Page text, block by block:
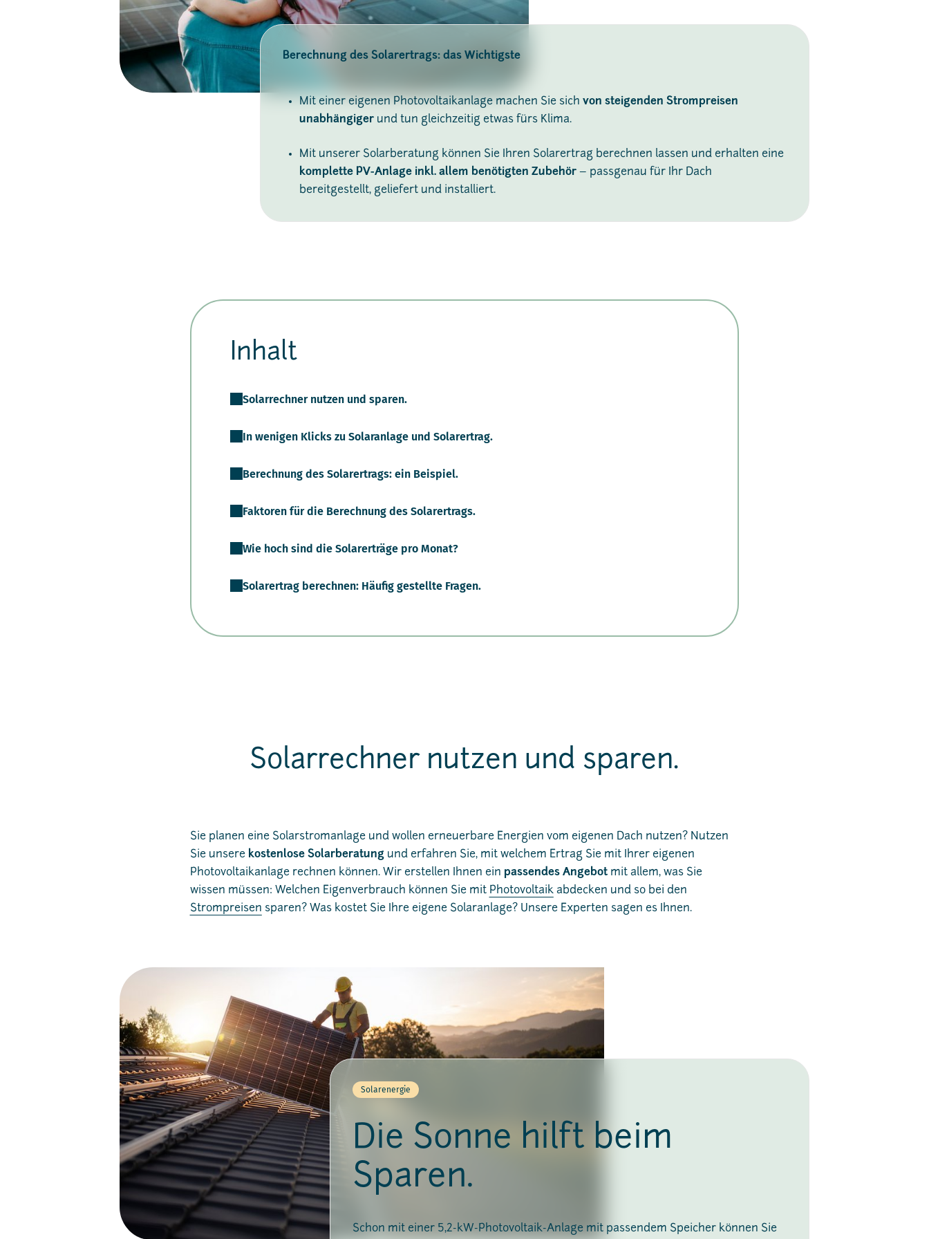
Berechnung des Solarertrags: das Wichtigste
Mit einer eigenen Photovoltaikanlage machen Sie sich von steigenden Strompreisen
unabhängigerund tun gleichzeitig etwas fürs Klima.
Mit unserer Solarberatung können Sie Ihren Solarertrag berechnen lassen und erhalten eine
komplette PV-Anlage inkl. allem benötigten Zubehör– passgenau für Ihr Dach
bereitgestellt, geliefert und installiert.
Inhalt
Solarrechner nutzen und sparen.
In wenigen Klicks zu Solaranlage und Solarertrag.
Berechnung des Solarertrags: ein Beispiel.
Faktoren für die Berechnung des Solarertrags.
Wie hoch sind die Solarerträge pro Monat?
Solarertrag berechnen: Häufig gestellte Fragen.
Solarrechner nutzen und sparen.
Sie planen eine Solarstromanlage und wollen erneuerbare Energien vom eigenen Dach nutzen? Nutzen
Sie unsere kostenlose Solarberatung und erfahren Sie, mit welchem Ertrag Sie mit Ihrer eigenen
Photovoltaikanlage rechnen können. Wir erstellen Ihnen ein passendes Angebot mit allem, was Sie
wissen müssen: Welchen Eigenverbrauch können Sie mit Photovoltaikabdecken und so bei den
Strompreisen sparen? Was kostet Sie Ihre eigene Solaranlage? Unsere Experten sagen es Ihnen.
Solarenergie
Die Sonne hilft beim
Sparen.
Schon mit einer 5,2-kW-Photovoltaik-Anlage mit passendem Speicher können Sie